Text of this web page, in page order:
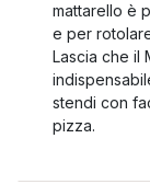
mattarello è
e per
Lascia che il
stendi con
pizza.